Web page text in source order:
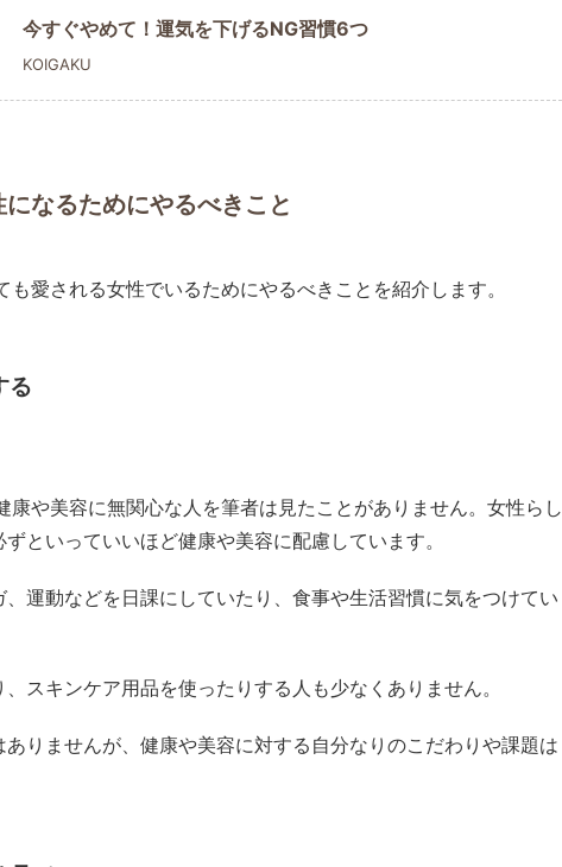
今すぐやめて！運気を下げるNG習慣6つ
KOIGAKU
なるためにやるべきこと
愛される女性でいるためにやるべきことを紹介します。
る
や美容に無関心な人を筆者は見たことがありません。女性らし
といっていいほど健康や美容に配慮しています。
運動などを日課にしていたり、食事や生活習慣に気をつけてい
スキンケア用品を使ったりする人も少なくありません。
りませんが、健康や美容に対する自分なりのこだわりや課題は